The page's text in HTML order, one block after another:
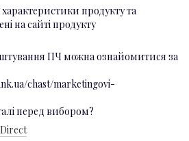
характеристики продукту та
на сайті продукту
ПЧ можна ознайомитися за
chast/marketingovi-
перед вибором?